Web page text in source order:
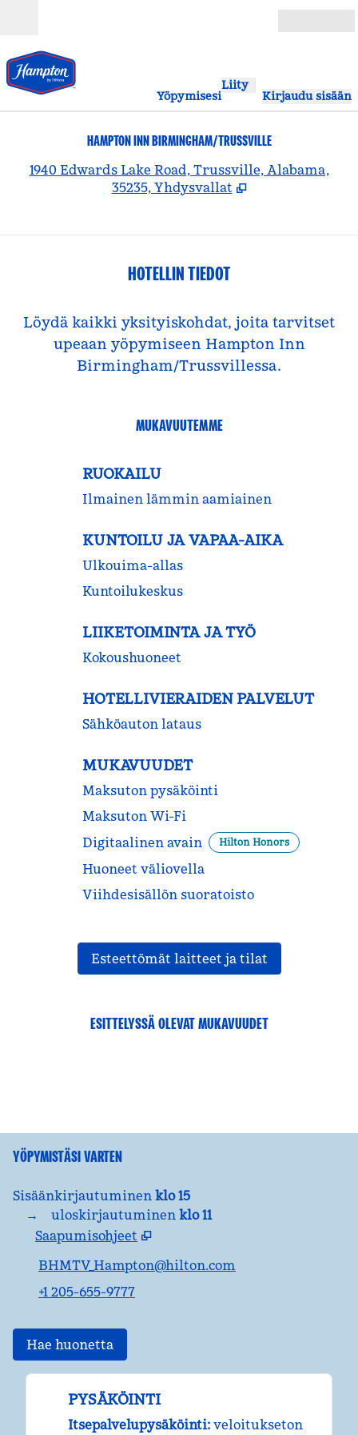
Yöpymisesi
Liity
Kirjaudu sisään
HAMPTON INN BIRMINGHAM/TRUSSVILLE
1940 Edwards Lake Road, Trussville, Alabama,
35235, Yhdysvallat
HOTELLIN TIEDOT
Löydä kaikki yksityiskohdat, joita tarvitset
upeaan yöpymiseen Hampton Inn
Birmingham/Trussvillessa.
MUKAVUUTEMME
RUOKAILU
Ilmainen lämmin aamiainen
KUNTOILU JA VAPAA-AIKA
Ulkouima-allas
Kuntoilukeskus
LIIKETOIMINTA JA TYÖ
Kokous­huoneet
HOTELLIVIERAIDEN PALVELUT
Sähköauton lataus
MUKAVUUDET
Maksuton pysäköinti
Maksuton Wi-Fi
Digitaalinen avain
Hilton Honors
Huoneet väliovella
Viihdesisällön suoratoisto
Esteettömät laitteet ja tilat
ESITTELYSSÄ OLEVAT MUKAVUUDET
KUNTOILUKESKUS
YÖPYMISTÄSI VARTEN
Sisäänkirjautuminen klo 15
→
uloskirjautuminen klo 11
Saapumisohjeet
Avaa uuden välilehden
BHMTV_Hampton@hilton.com
+1 205-655-9777
Hae huonetta
PYSÄKÖINTI
Itsepalvelupysäköinti: veloitukseton